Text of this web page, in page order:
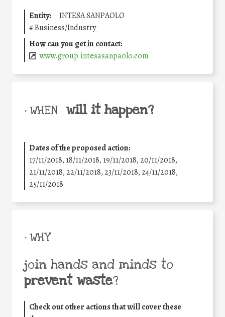
Entity:
INTESA SANPAOLO
#Business/Industry
How can you get in contact:
www.group.intesasanpaolo.com
• WHEN will it happen?
Dates of the proposed action:
17/11/2018, 18/11/2018, 19/11/2018, 20/11/2018,
21/11/2018, 22/11/2018, 23/11/2018, 24/11/2018,
25/11/2018
• WHY
join hands and minds to
prevent waste?
Check out other actions that will cover these